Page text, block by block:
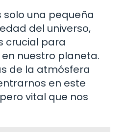
una pequeña
del universo,
crucial para
nuestro planeta.
de la atmósfera
en este
vital que nos